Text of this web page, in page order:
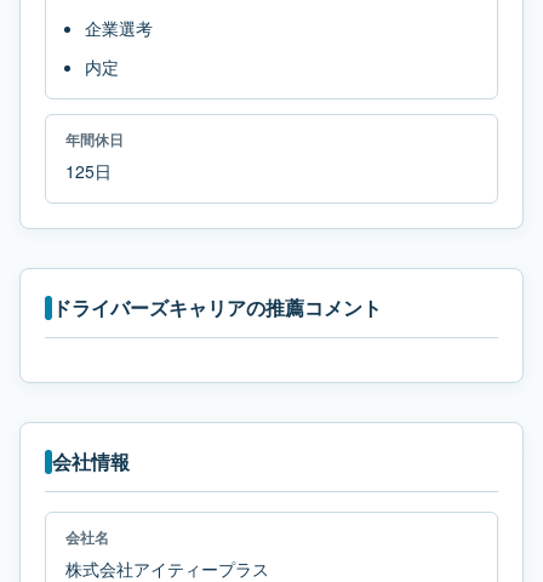
企業選考
内定
年間休日
125日
ドライバーズキャリアの推薦コメント
会社情報
会社名
株式会社アイティープラス